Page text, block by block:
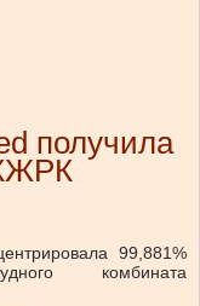
получила
99,881%
комбината